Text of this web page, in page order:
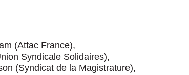
(Attac France),
Syndicale Solidaires),
(Syndicat de la Magistrature),